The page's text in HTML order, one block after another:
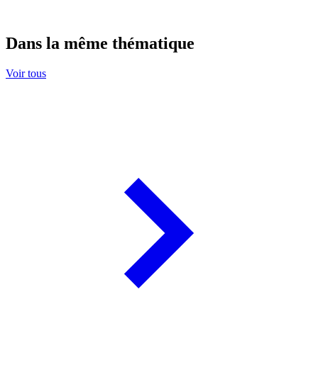
Dans la même thématique
Voir tous